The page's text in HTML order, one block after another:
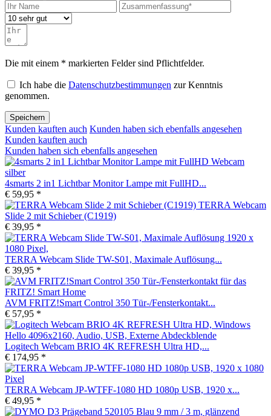
Die mit einem * markierten Felder sind Pflichtfelder.
Ich habe die Datenschutzbestimmungen zur Kenntnis
genommen.
Speichern
Kunden kauften auch Kunden haben sich ebenfalls angesehen
Kunden kauften auch
Kunden haben sich ebenfalls angesehen
4smarts 2 in1 Lichtbar Monitor Lampe mit FullHD...
€ 59,95 *
TERRA Webcam
Slide 2 mit Schieber (C1919)
€ 39,95 *
TERRA Webcam Slide TW-S01, Maximale Auflösung...
€ 39,95 *
AVM FRITZ!Smart Control 350 Tür-/Fensterkontakt...
€ 57,95 *
Logitech Webcam BRIO 4K REFRESH Ultra HD,...
€ 174,95 *
TERRA Webcam JP-WTFF-1080 HD 1080p USB, 1920 x...
€ 49,95 *